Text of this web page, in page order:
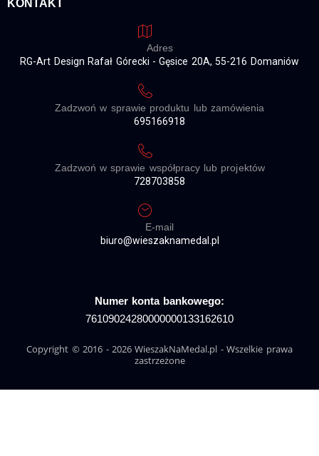
KONTAKT
Adres
RG-Art Design Rafał Górecki - Gęsice 20A, 55-216 Domaniów
Zadzwoń w sprawie produktu lub zamówienia
695166918
Zadzwoń w sprawie współpracy lub projektów
728703858
E-mail
biuro@wieszaknamedal.pl
Numer konta bankowego:
76109024280000000133162610
Copyright © 2016 - 2026 WieszakNaMedal.pl - Wszelkie prawa
zastrzeżone